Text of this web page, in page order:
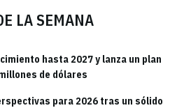
LA SEMANA
hasta 2027 y lanza un plan
de dólares
para 2026 tras un sólido